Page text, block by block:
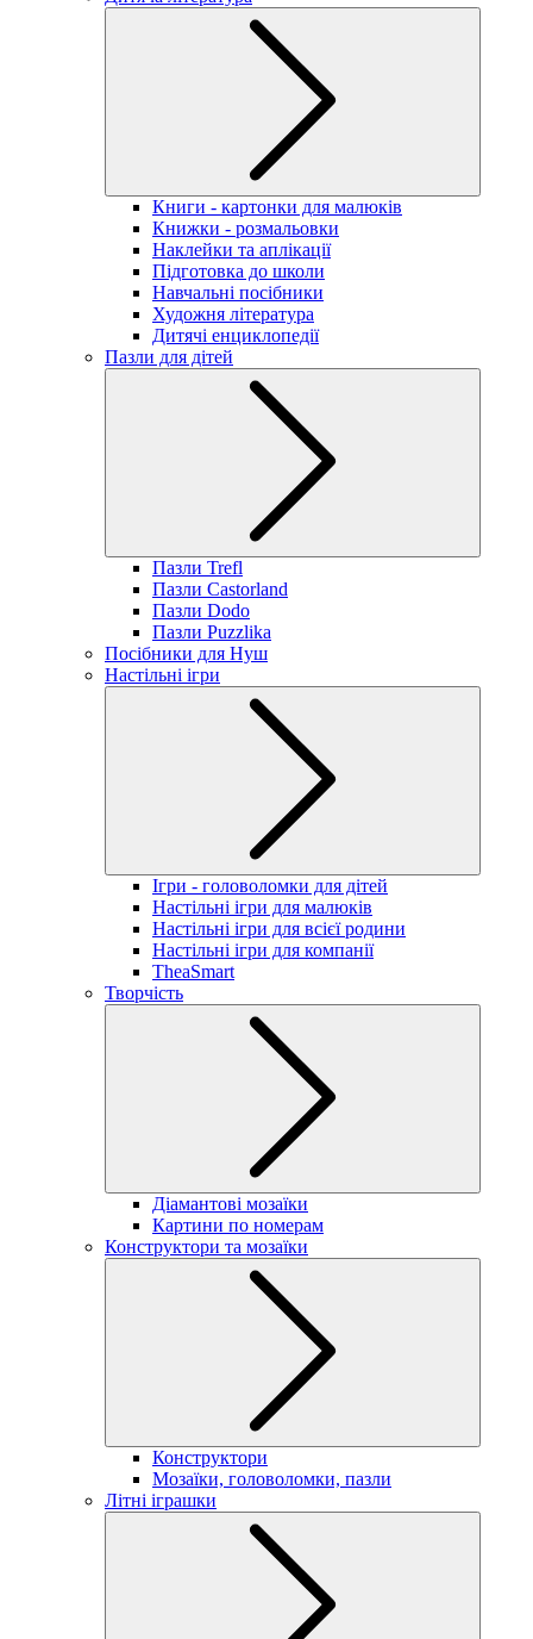
Книги - картонки для малюків
Книжки - розмальовки
Наклейки та аплікації
Підготовка до школи
Навчальні посібники
Художня література
Дитячі енциклопедії
Пазли для дітей
Пазли Trefl
Пазли Castorland
Пазли Dodo
Пазли Puzzlika
Посібники для Нуш
Настільні ігри
Ігри - головоломки для дітей
Настільні ігри для малюків
Настільні ігри для всієї родини
Настільні ігри для компанії
TheaSmart
Творчість
Діамантові мозаїки
Картини по номерам
Конструктори та мозаїки
Конструктори
Мозаїки, головоломки, пазли
Літні іграшки